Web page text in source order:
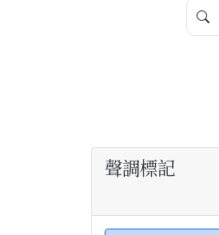
聲調標記